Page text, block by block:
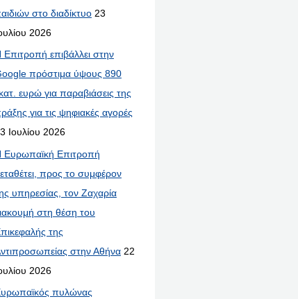
στο διαδίκτυο 23
2026
Επιτροπή επιβάλλει στην
πρόστιμα ύψους 890
ευρώ για παραβιάσεις της
για τις ψηφιακές αγορές
Ιουλίου 2026
Ευρωπαϊκή Επιτροπή
προς το συμφέρον
υπηρεσίας, τον Ζαχαρία
στη θέση του
της
στην Αθήνα 22
2026
πυλώνας